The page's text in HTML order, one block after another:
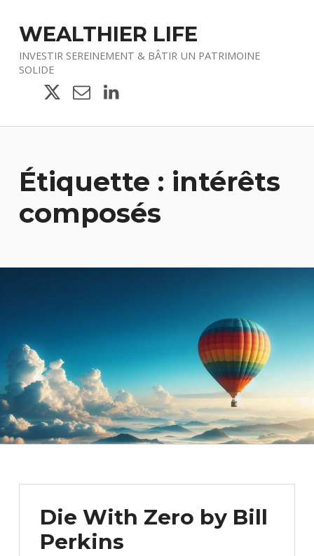
WEALTHIER LIFE
INVESTIR SEREINEMENT & BÂTIR UN PATRIMOINE
SOLIDETwitter
Étiquette : intérêts
composés
Die With Zero by Bill
Perkins